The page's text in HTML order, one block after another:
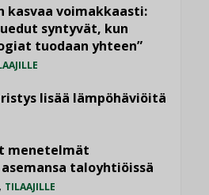
kasvaa voimakkaasti:
syntyvät, kun
tuodaan yhteen”
lisää lämpöhäviöitä
menetelmät
taloyhtiöissä
, TILAAJILLE